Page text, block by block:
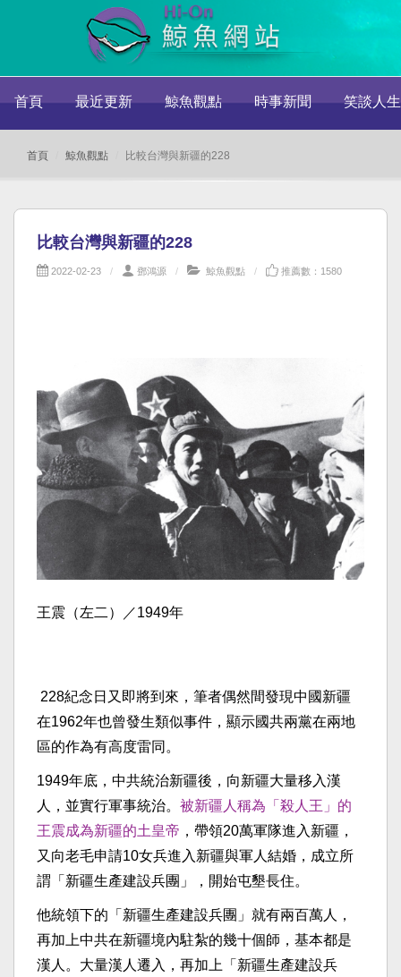
首頁 最近更新 鯨魚觀點 時事新聞 笑談人生
首頁 鯨魚觀點 比較台灣與新疆的228
比較台灣與新疆的228
2022-02-23 鄧鴻源 鯨魚觀點 推薦數：1580
王震（左二）／1949年
228紀念日又即將到來，筆者偶然間發現中國新疆
在1962年也曾發生類似事件，顯示國共兩黨在兩地
區的作為有高度雷同。
1949年底，中共統治新疆後，向新疆大量移入漢
人，並實行軍事統治。 被新疆人稱為「殺人王」的
王震成為新疆的土皇帝 ，帶領20萬軍隊進入新疆，
又向老毛申請10女兵進入新疆與軍人結婚，成立所
謂「新疆生產建設兵團」，開始屯墾長住。
他統領下的「新疆生產建設兵團」就有兩百萬人，
再加上中共在新疆境內駐紮的幾十個師，基本都是
漢人。大量漢人遷入，再加上「新疆生產建設兵